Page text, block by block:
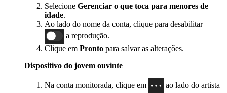
Selecione Gerenciar o que toca para menores de
idade.
Ao lado do nome da conta, clique para desabilitar
a reprodução.
Clique em Pronto para salvar as alterações.
Dispositivo do jovem ouvinte
Na conta monitorada, clique em
ao lado do artista